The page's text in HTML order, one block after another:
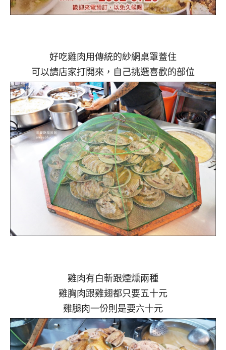
好吃雞肉用傳統的紗網桌罩蓋住
可以請店家打開來，自己挑選喜歡的部位
雞肉有白斬跟煙燻兩種
雞胸肉跟雞翅都只要五十元
雞腿肉一份則是要六十元